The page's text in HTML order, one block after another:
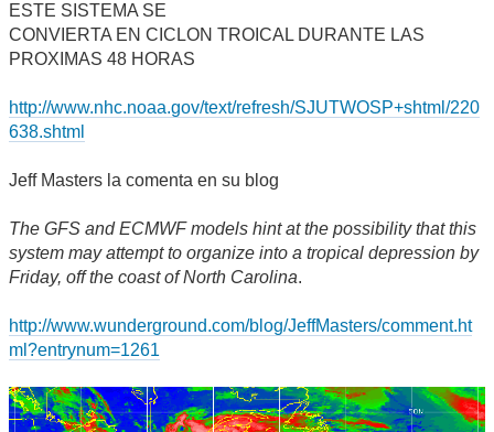
ESTE SISTEMA SE
CONVIERTA EN CICLON TROICAL DURANTE LAS
PROXIMAS 48 HORAS
http://www.nhc.noaa.gov/text/refresh/SJUTWOSP+shtml/220
638.shtml
Jeff Masters la comenta en su blog
The GFS and ECMWF models hint at the possibility that this
system may attempt to organize into a tropical depression by
Friday, off the coast of North Carolina.
http://www.wunderground.com/blog/JeffMasters/comment.ht
ml?entrynum=1261